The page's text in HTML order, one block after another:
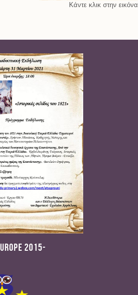
Κάντε κλικ στην εικόνα
2015-